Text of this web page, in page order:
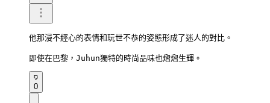
他那漫不經心的表情和玩世不恭的姿態形成了迷人的對比。
即使在巴黎，Juhun獨特的時尚品味也熠熠生輝。
0